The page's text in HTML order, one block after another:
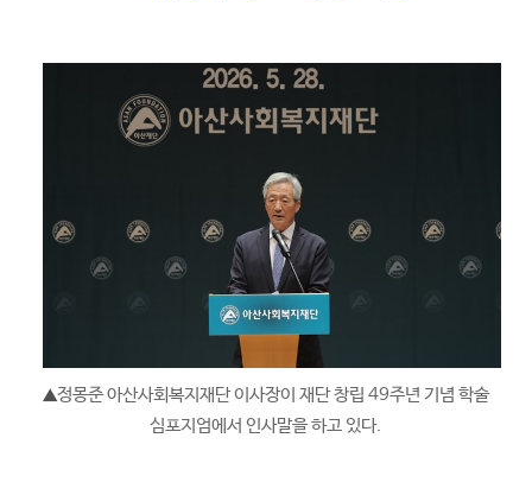
▲정몽준 아산사회복지재단 이사장이 재단 창립 49주년 기념 학술
심포지엄에서 인사말을 하고 있다.